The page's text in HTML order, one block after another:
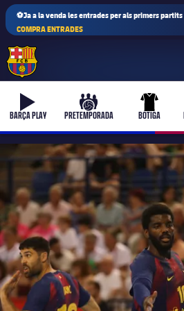
⚽Ja a la venda les entrades per als primers partits
COMPRA ENTRADES
b-play
BARÇA PLAY
culers-ball
PRETEMPORADA
uniform
BOTIGA